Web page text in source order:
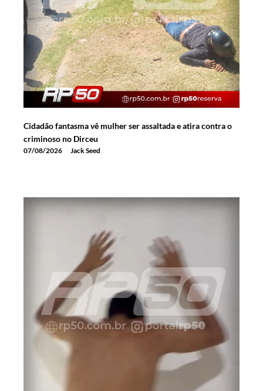
Cidadão fantasma vê mulher ser assaltada e atira contra o
criminoso no Dirceu
07/08/2026 Jack Seed